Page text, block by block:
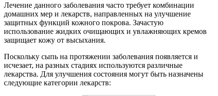
Лечение данного заболевания часто требует комбинации
домашних мер и лекарств, направленных на улучшение
защитных функций кожного покрова. Зачастую
использование жидких очищающих и увлажняющих кремов
защищает кожу от высыхания.
Поскольку сыпь на протяжении заболевания появляется и
исчезает, на разных стадиях используются различные
лекарства. Для улучшения состояния могут быть назначены
следующие категории лекарств: